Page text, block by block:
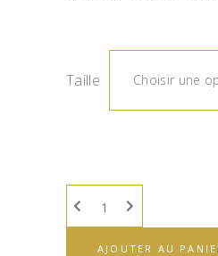
Taille Choisir une
AJOUTER AU